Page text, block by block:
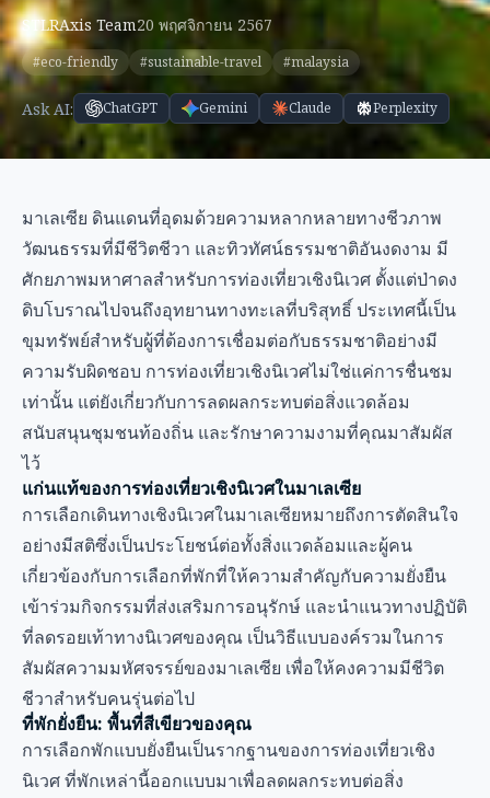
STLRAxis Team20 พฤศจิกายน 2567
#eco-friendly #sustainable-travel #malaysia
Ask AI: ChatGPT Gemini Claude Perplexity
มาเลเซีย ดินแดนที่อุดมด้วยความหลากหลายทางชีวภาพ
วัฒนธรรมที่มีชีวิตชีวา และทิวทัศน์ธรรมชาติอันงดงาม มี
ศักยภาพมหาศาลสำหรับการท่องเที่ยวเชิงนิเวศ ตั้งแต่ป่าดง
ดิบโบราณไปจนถึงอุทยานทางทะเลที่บริสุทธิ์ ประเทศนี้เป็น
ขุมทรัพย์สำหรับผู้ที่ต้องการเชื่อมต่อกับธรรมชาติอย่างมี
ความรับผิดชอบ การท่องเที่ยวเชิงนิเวศไม่ใช่แค่การชื่นชม
เท่านั้น แต่ยังเกี่ยวกับการลดผลกระทบต่อสิ่งแวดล้อม
สนับสนุนชุมชนท้องถิ่น และรักษาความงามที่คุณมาสัมผัส
ไว้
แก่นแท้ของการท่องเที่ยวเชิงนิเวศในมาเลเซีย
การเลือกเดินทางเชิงนิเวศในมาเลเซียหมายถึงการตัดสินใจ
อย่างมีสติซึ่งเป็นประโยชน์ต่อทั้งสิ่งแวดล้อมและผู้คน
เกี่ยวข้องกับการเลือกที่พักที่ให้ความสำคัญกับความยั่งยืน
เข้าร่วมกิจกรรมที่ส่งเสริมการอนุรักษ์ และนำแนวทางปฏิบัติ
ที่ลดรอยเท้าทางนิเวศของคุณ เป็นวิธีแบบองค์รวมในการ
สัมผัสความมหัศจรรย์ของมาเลเซีย เพื่อให้คงความมีชีวิต
ชีวาสำหรับคนรุ่นต่อไป
ที่พักยั่งยืน: พื้นที่สีเขียวของคุณ
การเลือกพักแบบยั่งยืนเป็นรากฐานของการท่องเที่ยวเชิง
นิเวศ ที่พักเหล่านี้ออกแบบมาเพื่อลดผลกระทบต่อสิ่ง